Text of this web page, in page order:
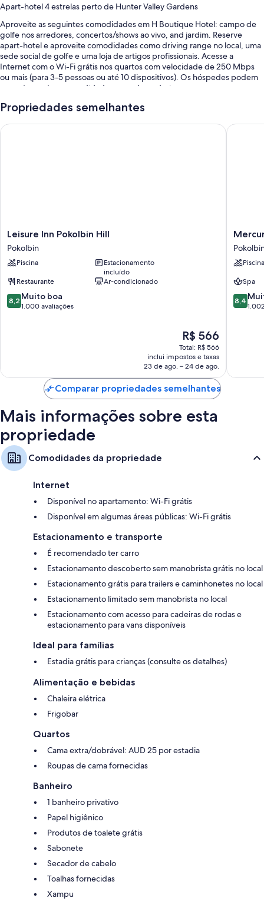
Apart-hotel 4 estrelas perto de Hunter Valley Gardens
Aproveite as seguintes comodidades em H Boutique Hotel: campo de
golfe nos arredores, concertos/shows ao vivo, and jardim. Reserve
apart-hotel e aproveite comodidades como driving range no local, uma
sede social de golfe e uma loja de artigos profissionais. Acesse a
Internet com o Wi-Fi grátis nos quartos com velocidade de 250 Mbps
ou mais (para 3-5 pessoas ou até 10 dispositivos). Os hóspedes podem
encontrar outras comodidades como lavanderia.
Você pode aproveitar estes benefícios:
Estacionamento sem manobrista grátis
mobiliados e ar-condicionado, além das seguintes comodidades: Wi-Fi
Outras comodidades incluem:
Aquecimento e ventiladores de teto
Banheiros com produtos de toalete ecológicos e secadores de
cabelo
Guarda-roupa ou closet, Produtos de limpeza ecológicos
Propriedades semelhantes
Leisure
Inn
Pokolbin
Hill
Pokolbin
Leisure Inn Pokolbin Hill
Pokolbin
Piscina
Estacionamento
incluído
Restaurante
Ar-condicionado
8.2
de
8,2 Muito boa
1.000 avaliações
O
preço
é
de
R$ 566
R$ 566
Total: R$ 566
inclui impostos e taxas
23 de ago. – 24 de ago.
Leisure Inn Pokolbin Hill
Mercure
Hunter
Valley
Gardens
Pokolbin
Piscina
Spa
8.4
de
8,4
Mercure
Comparar propriedades semelhantes
Mais informações sobre esta
propriedade
Comodidades da propriedade
Internet
Disponível no apartamento: Wi-Fi grátis
Disponível em algumas áreas públicas: Wi-Fi grátis
Estacionamento e transporte
É recomendado ter carro
Estacionamento descoberto sem manobrista grátis no local
Estacionamento grátis para trailers e caminhonetes no local
Estacionamento limitado sem manobrista no local
Estacionamento com acesso para cadeiras de rodas e
estacionamento para vans disponíveis
Ideal para famílias
Estadia grátis para crianças (consulte os detalhes)
Alimentação e bebidas
Chaleira elétrica
Frigobar
Quartos
Cama extra/dobrável: AUD 25 por estadia
Roupas de cama fornecidas
Banheiro
1 banheiro privativo
Papel higiênico
Produtos de toalete grátis
Sabonete
Secador de cabelo
Toalhas fornecidas
Xampu